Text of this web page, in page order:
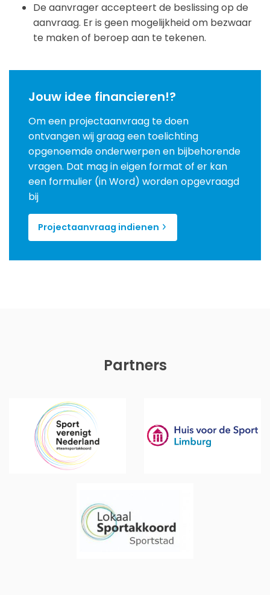
De aanvrager accepteert de beslissing op de
aanvraag. Er is geen mogelijkheid om bezwaar
te maken of beroep aan te tekenen.
Jouw idee financieren!?
Om een projectaanvraag te doen
ontvangen wij graag een toelichting
opgenoemde onderwerpen en bijbehorende
vragen. Dat mag in eigen format of er kan
een formulier (in Word) worden opgevraagd
bij
Projectaanvraag indienen
Partners